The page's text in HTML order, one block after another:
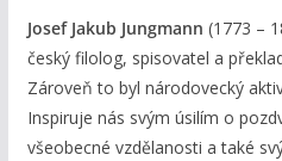
Josef Jakub Jungmann (1773 –
český filolog, spisovatel a
Zároveň to byl národovecký
Inspiruje nás svým úsilím o
všeobecné vzdělanosti a také